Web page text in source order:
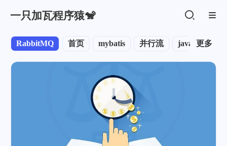
一只加瓦程序猿🐒
首页
RabbitMQ mybatis 并行流 java 默认
更多